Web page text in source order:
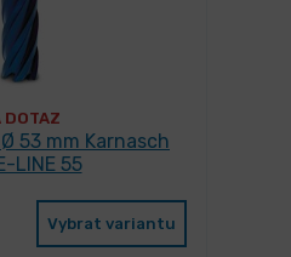
DOTAZ
53 mm Karnasch
LINE 55
Vybrat variantu